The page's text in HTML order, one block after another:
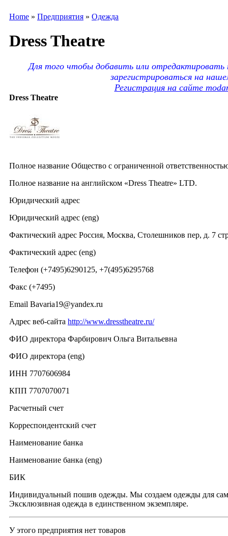
Home » Предприятия » Одежда
Dress Theatre
Для того чтобы добавить или отредактировать
зарегистрироваться на
Регистрация на сайте
Dress Theatre
Полное название Общество с ограниченной
Полное название на английском «Dress Theatre» LTD.
Юридический адрес
Юридический адрес (eng)
Фактический адрес Россия, Москва, Столешников пер, д. 7
Фактический адрес (eng)
Телефон (+7495)6290125, +7(495)6295768
Факс (+7495)
Email Bavaria19@yandex.ru
Адрес веб-сайта http://www.dresstheatre.ru/
ФИО директора Фарбирович Ольга Витальевна
ФИО директора (eng)
ИНН 7707606984
КПП 7707070071
Расчетный счет
Корреспондентский счет
Наименование банка
Наименование банка (eng)
БИК
Индивидуальный пошив одежды. Мы создаем одежды для
Эксклюзивная одежда в единственном экземпляре.
У этого предприятия нет товаров